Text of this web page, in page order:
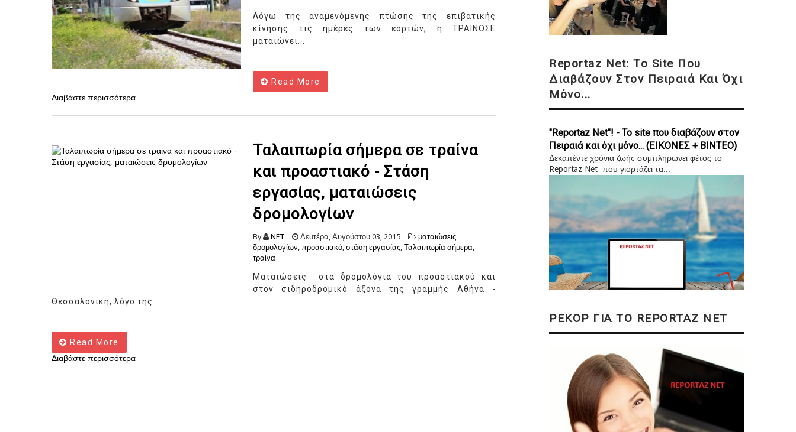
Λόγω της αναμενόμενης πτώσης της επιβατικής
κίνησης τις ημέρες των εορτών, η ΤΡΑΙΝΟΣΕ
ματαιώνει...
Read More
Διαβάστε περισσότερα
Ταλαιπωρία σήμερα σε τραίνα
και προαστιακό - Στάση
εργασίας, ματαιώσεις
δρομολογίων
By NET Δευτέρα, Αυγούστου 03, 2015
ματαιώσεις
δρομολογίων, προαστιακό, στάση εργασίας, Ταλαιπωρία σήμερα,
τραίνα
Ματαιώσεις στα δρομολόγια του προαστιακού και
στον σιδηροδρομικό άξονα της γραμμής Αθήνα -
Θεσσαλονίκη, λόγο της...
Read More
Διαβάστε περισσότερα
Reportaz Net: Το Site Που
Διαβάζουν Στον Πειραιά Και Όχι
Μόνο...
"Reportaz Net"! - Το site που διαβάζουν στον
Πειραιά και όχι μόνο... (ΕΙΚΟΝΕΣ + ΒΙΝΤΕΟ)
Δεκαπέντε χρόνια ζωής συμπληρώνει φέτος το
Reportaz Net που γιορτάζει τα...
ΡΕΚΟΡ ΓΙΑ ΤΟ REPORTAZ NET